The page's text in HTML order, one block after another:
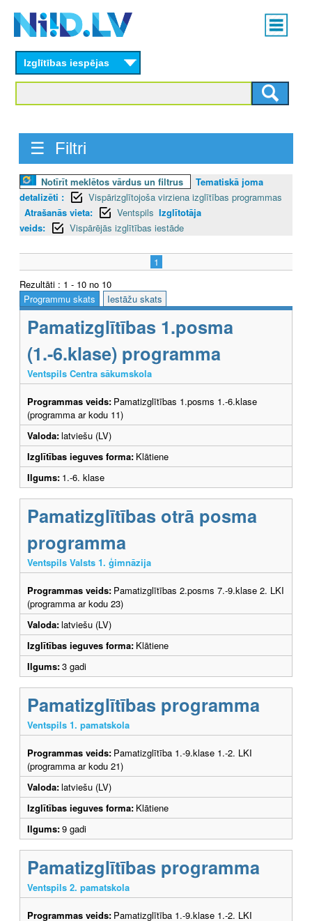
content
Main
menu
Izglītības iespējas
☰ Filtri
Notīrīt meklētos vārdus un filtrus
Tematiskā joma
detalizēti :
Vispārizglītojoša virziena izglītības programmas
Atrašanās vieta:
Ventspils Izglītotāja
veids:
Vispārējās izglītības iestāde
1
Rezultāti : 1 - 10 no 10
Programmu skats
Iestāžu skats
Pamatizglītības 1.posma
(1.-6.klase) programma
Ventspils Centra sākumskola
Programmas veids: Pamatizglītības 1.posms 1.-6.klase
(programma ar kodu 11)
Valoda:latviešu (LV)
Izglītības ieguves forma: Klātiene
Ilgums: 1.-6. klase
Pamatizglītības otrā posma
programma
Ventspils Valsts 1. ģimnāzija
Programmas veids: Pamatizglītības 2.posms 7.-9.klase 2. LKI
(programma ar kodu 23)
Valoda:latviešu (LV)
Izglītības ieguves forma: Klātiene
Ilgums:3 gadi
Pamatizglītības programma
Ventspils 1. pamatskola
Programmas veids: Pamatizglītība 1.-9.klase 1.-2. LKI
(programma ar kodu 21)
Valoda:latviešu (LV)
Izglītības ieguves forma: Klātiene
Ilgums:9 gadi
Pamatizglītības programma
Ventspils 2. pamatskola
Programmas veids: Pamatizglītība 1.-9.klase 1.-2. LKI